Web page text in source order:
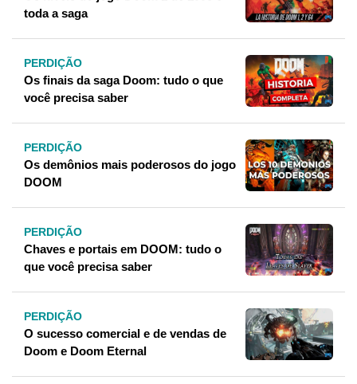
toda a saga
PERDIÇÃO
Os finais da saga Doom: tudo o que
você precisa saber
PERDIÇÃO
Os demônios mais poderosos do jogo
DOOM
PERDIÇÃO
Chaves e portais em DOOM: tudo o
que você precisa saber
PERDIÇÃO
O sucesso comercial e de vendas de
Doom e Doom Eternal